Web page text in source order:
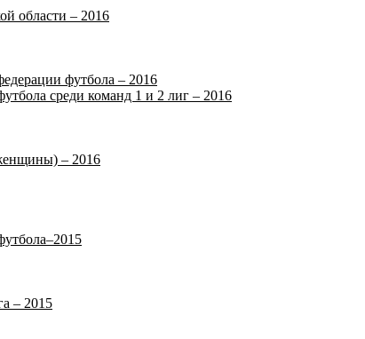
области – 2016
футбола – 2016
среди команд 1 и 2 лиг – 2016
– 2016
– 2015